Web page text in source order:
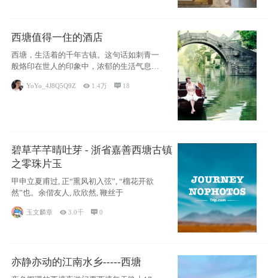
西塘值得一住的酒店
西塘，生活着的千年古镇。这句话如刺青一
般烙印在世人的印象中，浓郁的生活气息，
小桥流水
YoYo_4J8Q5Q9Z  1.4万  18
碧草芊芊晴吐芽 - 浙省嘉善西塘古镇
之零珠片玉
甲申立夏甫过, 正“熏风初入弦”, “榴花开欲
然”也。余偕友人, 欣欣然, 鞭丝于
玉文麟章  3.0千 0
亦静亦动的江南水乡-----西塘